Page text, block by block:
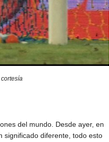
del mundo. Desde ayer, en
significado diferente, todo esto